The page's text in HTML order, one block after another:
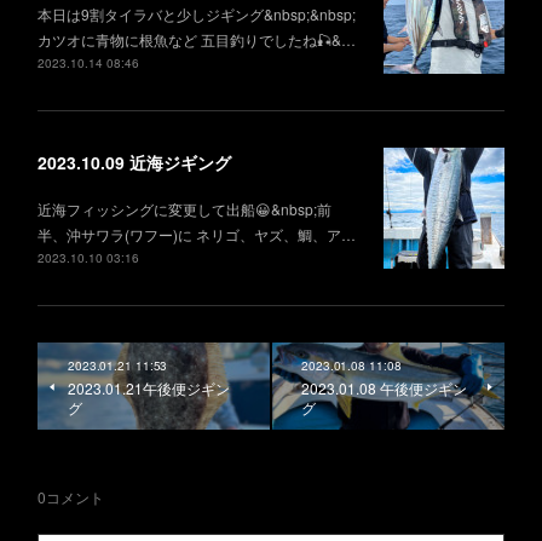
本日は9割タイラバと少しジギング&nbsp;&nbsp;
カツオに青物に根魚など 五目釣りでしたね🎣&…
2023.10.14 08:46
2023.10.09 近海ジギング
近海フィッシングに変更して出船😀&nbsp;前
半、沖サワラ(ワフー)に ネリゴ、ヤズ、鯛、ア…
2023.10.10 03:16
2023.01.21 11:53
2023.01.21午後便ジギン
グ
2023.01.08 11:08
2023.01.08 午後便ジギン
グ
0コメント